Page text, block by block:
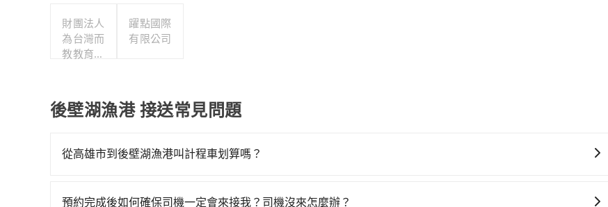
財團法人
為台灣而
教教育基
躍點國際
有限公司
後壁湖漁港 接送常見問題
從高雄市到後壁湖漁港叫計程車划算嗎？
算，價格約為2,055~2,500元間，若改選tripool的專車服務可再更便宜。但如果要考慮到回程，屏東縣僅有合法
預約完成後如何確保司機一定會來接我？司機沒來怎麼辦？